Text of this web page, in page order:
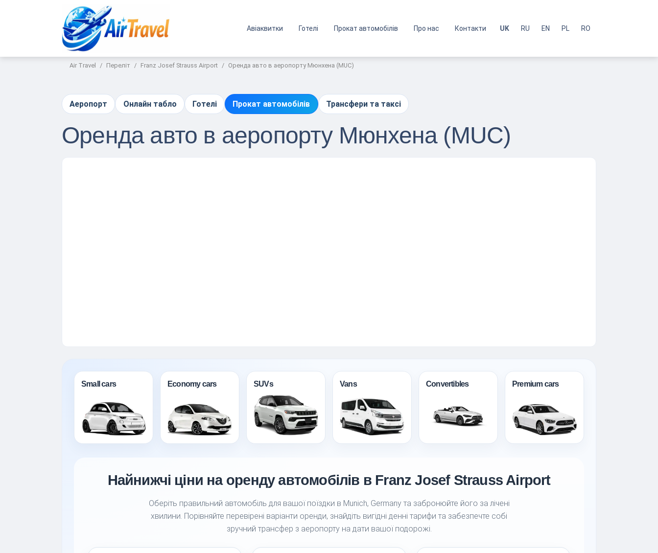
Авіаквитки Готелі Прокат автомобілів Про нас Контакти UK RU EN PL RO
Air Travel Переліт Franz Josef Strauss Airport Оренда авто в аеропорту Мюнхена (MUC)
Аеропорт Онлайн табло Готелі Прокат автомобілів Трансфери та таксі
Оренда авто в аеропорту Мюнхена (MUC)
Small cars Economy cars SUVs Vans Convertibles Premium cars
Найнижчі ціни на оренду автомобілів в Franz Josef Strauss Airport
Оберіть правильний автомобіль для вашої поїздки в Munich, Germany та забронюйте його за лічені
хвилини. Порівняйте перевірені варіанти оренди, знайдіть вигідні денні тарифи та забезпечте собі
зручний трансфер з аеропорту на дати вашої подорожі.